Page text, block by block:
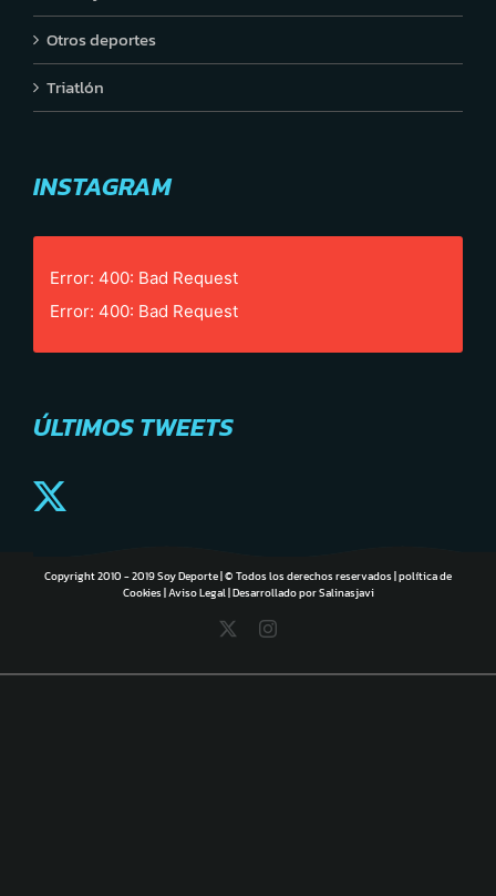
Otros deportes
Triatlón
INSTAGRAM
Error: 400: Bad Request
Error: 400: Bad Request
ÚLTIMOS TWEETS
Copyright 2010 - 2019 Soy Deporte | © Todos los derechos reservados |política de
Cookies|Aviso Legal| Desarrollado porSalinasjavi
Instagram